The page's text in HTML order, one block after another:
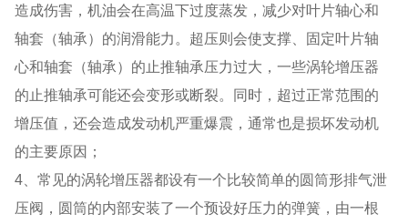
造成伤害，机油会在高温下过度蒸发，减少对叶片轴心和
轴套（轴承）的润滑能力。超压则会使支撑、固定叶片轴
心和轴套（轴承）的止推轴承压力过大，一些涡轮增压器
的止推轴承可能还会变形或断裂。同时，超过正常范围的
增压值，还会造成发动机严重爆震，通常也是损坏发动机
的主要原因；
4、常见的涡轮增压器都设有一个比较简单的圆筒形排气泄
压阀，圆筒的内部安装了一个预设好压力的弹簧，由一根